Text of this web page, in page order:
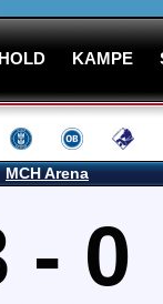
HOLD KAMPE
MCH Arena
- 0